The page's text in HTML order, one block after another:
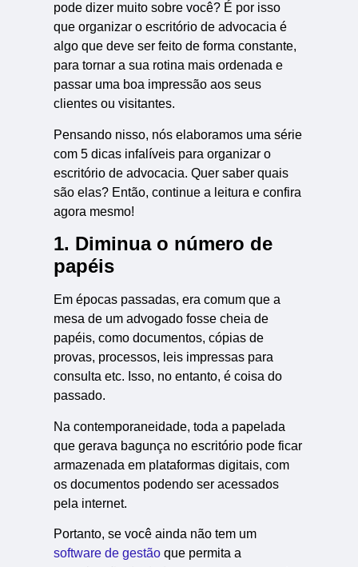
pode dizer muito sobre você? É por isso
que organizar o escritório de advocacia é
algo que deve ser feito de forma constante,
para tornar a sua rotina mais ordenada e
passar uma boa impressão aos seus
clientes ou visitantes.
Pensando nisso, nós elaboramos uma série
com 5 dicas infalíveis para organizar o
escritório de advocacia. Quer saber quais
são elas? Então, continue a leitura e confira
agora mesmo!
1. Diminua o número de
papéis
Em épocas passadas, era comum que a
mesa de um advogado fosse cheia de
papéis, como documentos, cópias de
provas, processos, leis impressas para
consulta etc. Isso, no entanto, é coisa do
passado.
Na contemporaneidade, toda a papelada
que gerava bagunça no escritório pode ficar
armazenada em plataformas digitais, com
os documentos podendo ser acessados
pela internet.
Portanto, se você ainda não tem um
software de gestão que permita a